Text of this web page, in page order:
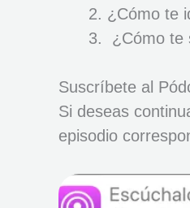
¿Cómo te
¿Cómo te
Suscríbete al
Si deseas
episodio